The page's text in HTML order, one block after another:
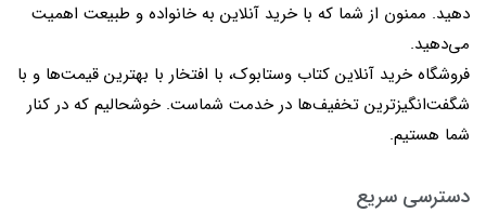
دهید. ممنون از شما که با خرید آنلاین به خانواده و طبیعت اهمیت
می‌دهید.
فروشگاه خرید آنلاین کتاب وستابوک، با افتخار با بهترین قیمت‌ها و با
شگفت‌انگیزترین تخفیف‌ها در خدمت شماست. خوشحالیم که در کنار
شما هستیم.
دسترسی سریع